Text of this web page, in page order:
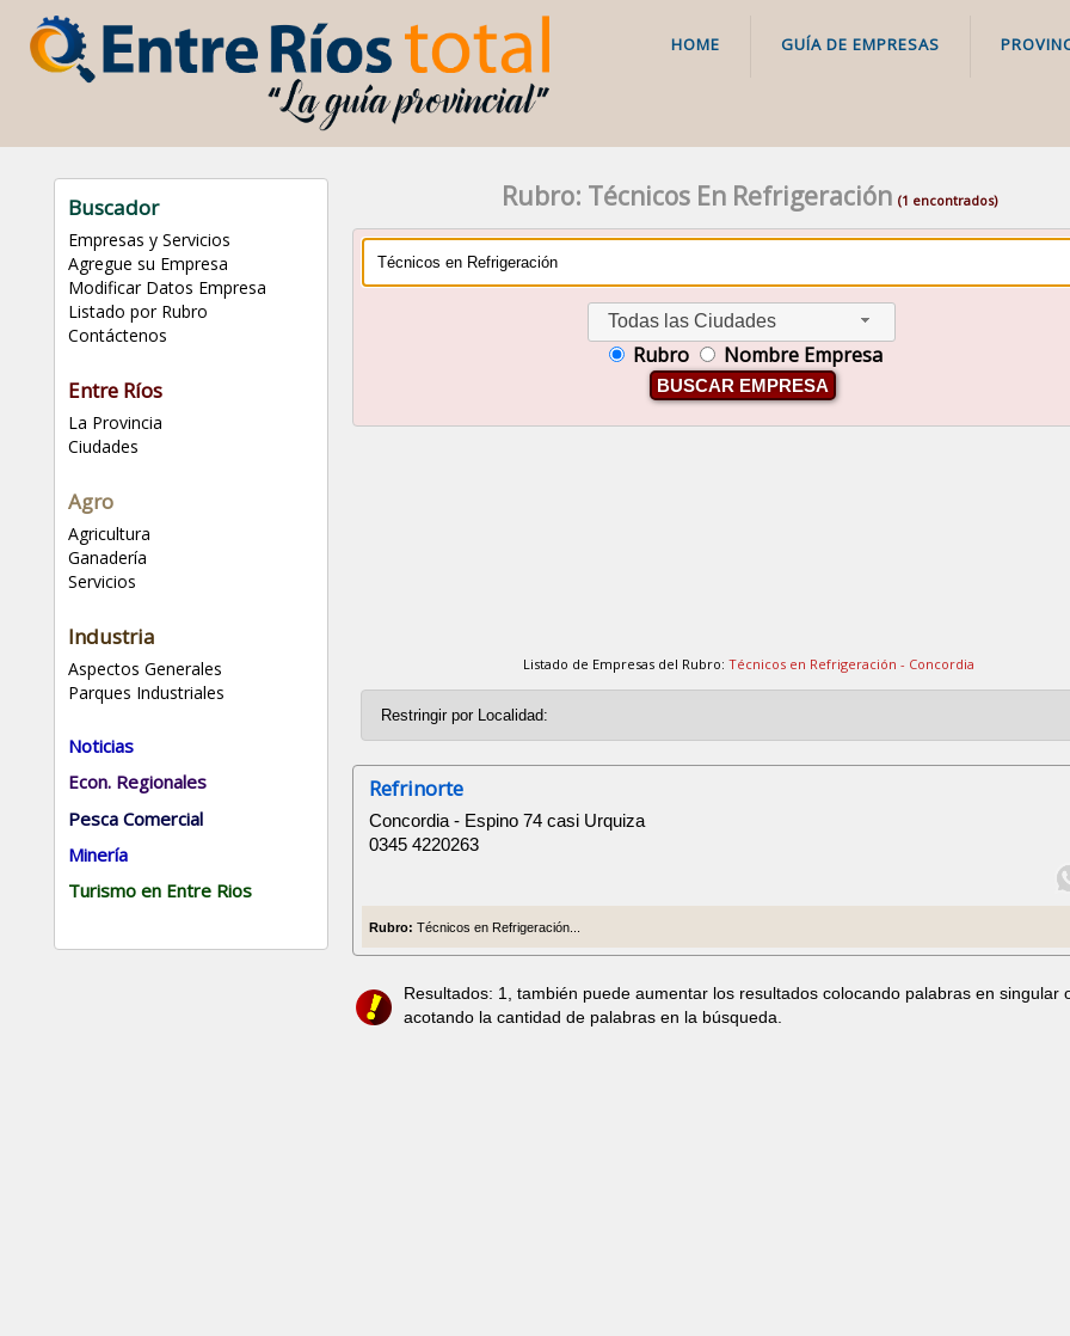
HOME GUÍA DE EMPRESAS
Buscador
Empresas y Servicios
Agregue su Empresa
Modificar Datos Empresa
Listado por Rubro
Contáctenos
Entre Ríos
La Provincia
Ciudades
Agro
Agricultura
Ganadería
Servicios
Industria
Aspectos Generales
Parques Industriales
Noticias
Econ. Regionales
Pesca Comercial
Minería
Turismo en Entre Rios
Rubro: Técnicos En Refrigeración (1 encontrados)
Todas las Ciudades
Rubro Nombre Empresa
BUSCAR EMPRESA
Listado de Empresas del Rubro:Técnicos en Refrigeración - Concordia
Refrinorte
Concordia - Espino 74 casi Urquiza
0345 4220263
Rubro: Técnicos en Refrigeración...
Resultados: 1, también puede aumentar los resultados colocando palabras en singular
acotando la cantidad de palabras en la búsqueda.